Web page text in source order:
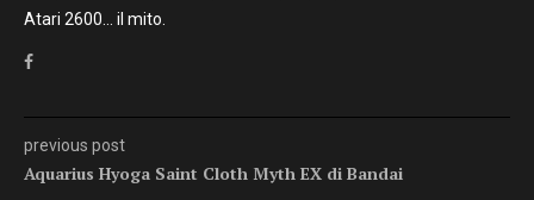
Atari 2600… il mito.
previous post
Aquarius Hyoga Saint Cloth Myth EX di Bandai